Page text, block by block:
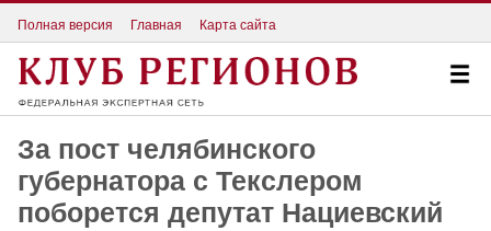
Полная версия Главная Карта сайта
За пост челябинского
губернатора с Текслером
поборется депутат Нациевский